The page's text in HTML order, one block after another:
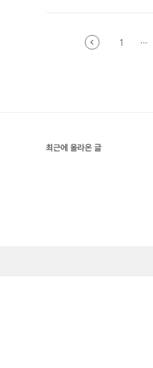
발송은 중단되오니 우편발
1 ···
최근에 올라온 글